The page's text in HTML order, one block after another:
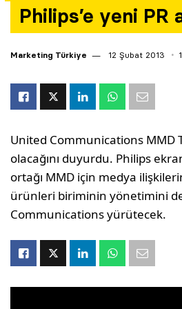
Philips’e yeni PR
Marketing Türkiye 12 Şubat 2013
United Communications MMD
olacağını duyurdu. Philips
ortağı MMD için medya
ürünleri biriminin yönetimini
Communications yürütecek.
Yazarlar
Araştırma